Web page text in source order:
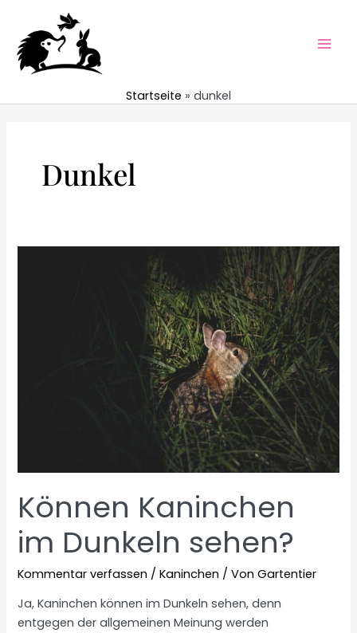
springen
Startseite dunkel
Dunkel
Können Kaninchen
im Dunkeln sehen?
Kommentar verfassen /Kaninchen / VonGartentier
Ja, Kaninchen können im Dunkeln sehen, denn
entgegen der allgemeinen Meinung werden